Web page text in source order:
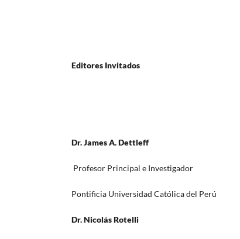
Editores Invitados
Dr. James A. Dettleff
Profesor Principal e Investigador
Pontificia Universidad Católica del Perú
Dr. Nicolás Rotelli